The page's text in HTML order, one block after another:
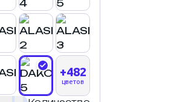
+482
цветов